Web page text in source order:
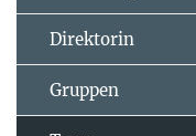
Direktorin
Gruppen